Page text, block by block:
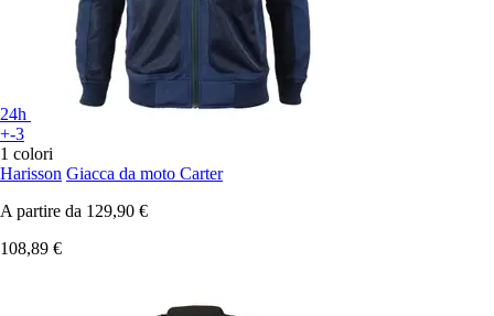
24h
+-3
1 colori
Harisson Giacca da moto Carter
A partire da 129,90 €
108,89 €